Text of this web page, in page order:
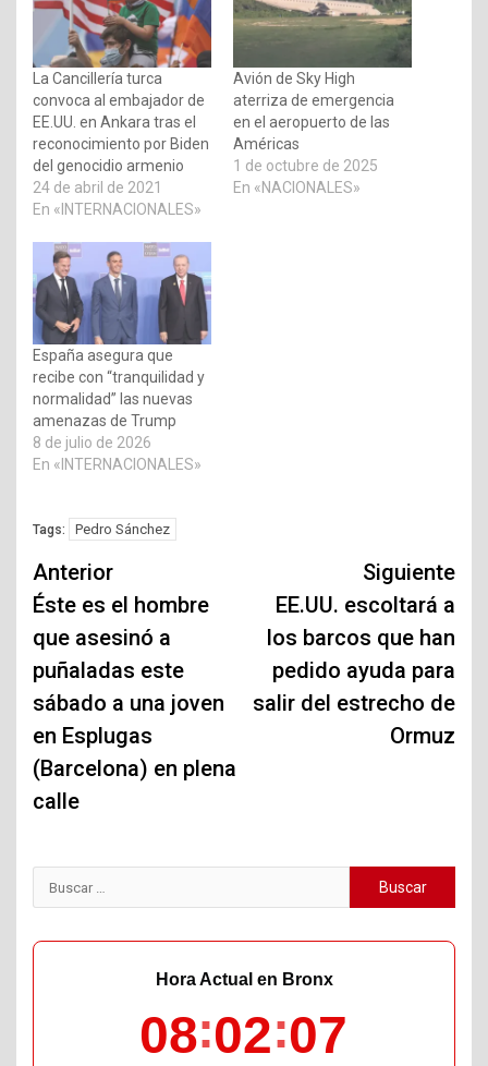
La Cancillería turca
convoca al embajador de
EE.UU. en Ankara tras el
reconocimiento por Biden
del genocidio armenio
24 de abril de 2021
En «INTERNACIONALES»
Avión de Sky High
aterriza de emergencia
en el aeropuerto de las
Américas
1 de octubre de 2025
En «NACIONALES»
España asegura que
recibe con “tranquilidad y
normalidad” las nuevas
amenazas de Trump
8 de julio de 2026
En «INTERNACIONALES»
Tags: Pedro Sánchez
Navegación
de
entradas
Anterior
Éste es el hombre
que asesinó a
puñaladas este
sábado a una joven
en Esplugas
(Barcelona) en plena
calle
Siguiente
EE.UU. escoltará a
los barcos que han
pedido ayuda para
salir del estrecho de
Ormuz
Buscar:
Hora Actual en Bronx
08 02 08